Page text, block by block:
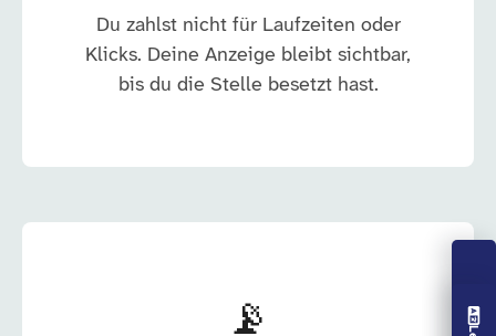
Du zahlst nicht für Laufzeiten oder
Klicks. Deine Anzeige bleibt sichtbar,
bis du die Stelle besetzt hast.
📡